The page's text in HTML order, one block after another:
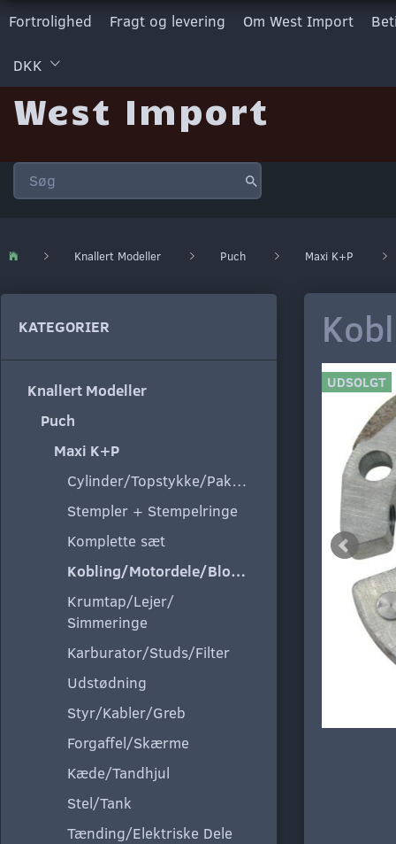
Fortrolighed Fragt og levering Om West Import
DKK
West Import
Knallert Modeller Puch Maxi K+P
KATEGORIER
Knallert Modeller
Puch
Maxi K+P
Cylinder/Topstykke/Pakning
Stempler + Stempelringe
Komplette sæt
Kobling/Motordele/Blokke
Krumtap/Lejer/
Simmeringe
Karburator/Studs/Filter
Udstødning
Styr/Kabler/Greb
Forgaffel/Skærme
Kæde/Tandhjul
Stel/Tank
Tænding/Elektriske Dele
UDSOLGT